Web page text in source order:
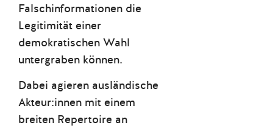
Falschinformationen die
Legitimität einer
demokratischen Wahl
untergraben können.
Dabei agieren ausländische
Akteur:innen mit einem
breiten Repertoire an